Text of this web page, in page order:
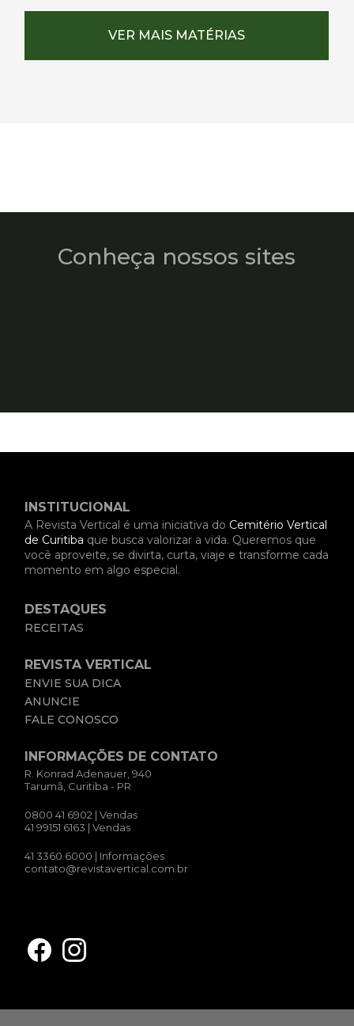
VER MAIS MATÉRIAS
Conheça nossos sites
INSTITUCIONAL
A Revista Vertical é uma iniciativa do Cemitério Vertical
de Curitiba que busca valorizar a vida. Queremos que
você aproveite, se divirta, curta, viaje e transforme cada
momento em algo especial.
DESTAQUES
RECEITAS
REVISTA VERTICAL
ENVIE SUA DICA
ANUNCIE
FALE CONOSCO
INFORMAÇÕES DE CONTATO
R. Konrad Adenauer, 940
Tarumã, Curitiba - PR
0800 41 6902 | Vendas
41 99151 6163 | Vendas
41 3360 6000 | Informações
contato@revistavertical.com.br